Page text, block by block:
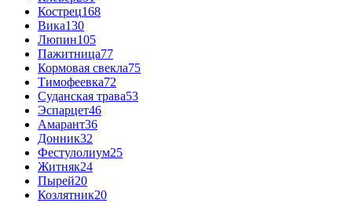
Кострец168
Вика130
Люпин105
Пажитница77
Кормовая свекла75
Тимофеевка72
Суданская трава53
Эспарцет46
Амарант36
Донник32
Фестулолиум25
Житняк24
Пырей20
Козлятник20